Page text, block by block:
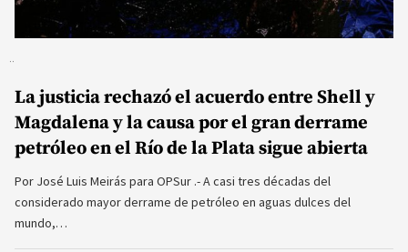
La justicia rechazó el acuerdo entre Shell y
Magdalena y la causa por el gran derrame
petróleo en el Río de la Plata sigue abierta
Por José Luis Meirás para OPSur .- A casi tres décadas del
considerado mayor derrame de petróleo en aguas dulces del
mundo,…